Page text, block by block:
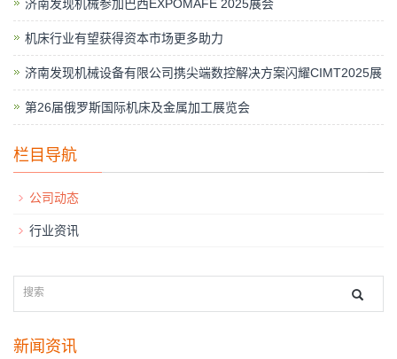
济南发现机械参加巴西EXPOMAFE 2025展会
机床行业有望获得资本市场更多助力
济南发现机械设备有限公司携尖端数控解决方案闪耀CIMT2025展
第26届俄罗斯国际机床及金属加工展览会
栏目导航
公司动态
行业资讯
新闻资讯